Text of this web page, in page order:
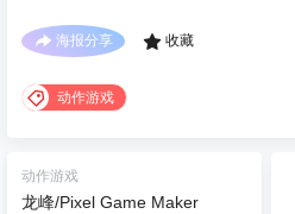
海报分享 收藏
动作游戏
动作游戏
龙峰/Pixel Game Maker